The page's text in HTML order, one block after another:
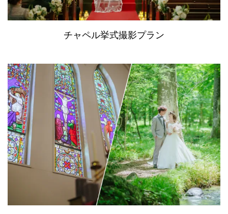
チャペル挙式撮影プラン